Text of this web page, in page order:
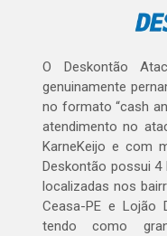
O Deskontão
genuinamente
no formato “cash
atendimento no
KarneKeijo e com
Deskontão possui
localizadas nos
Ceasa-PE e Lojão
tendo como